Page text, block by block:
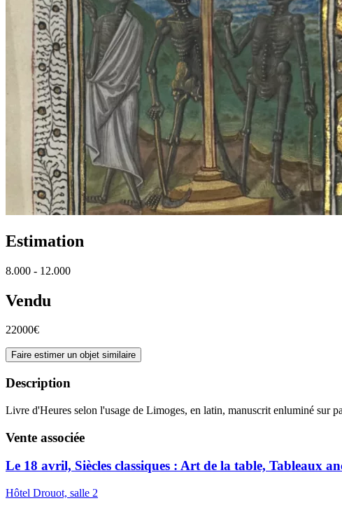
Estimation
8.000 - 12.000
Vendu
22000€
Faire estimer un objet similaire
Description
Livre d'Heures selon l'usage de Limoges, en latin, manuscrit enluminé sur
Vente associée
Le 18 avril, Siècles classiques : Art de la table, Tableaux
Hôtel Drouot, salle 2